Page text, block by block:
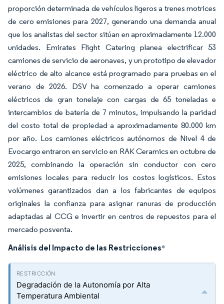
proporción determinada de vehículos ligeros a trenes motrices
de cero emisiones para 2027, generando una demanda anual
que los analistas del sector sitúan en aproximadamente 12.000
unidades. Emirates Flight Catering planea electrificar 53
camiones de servicio de aeronaves, y un prototipo de elevador
eléctrico de alto alcance está programado para pruebas en el
verano de 2026. DSV ha comenzado a operar camiones
eléctricos de gran tonelaje con cargas de 65 toneladas e
intercambios de batería de 7 minutos, impulsando la paridad
del costo total de propiedad a aproximadamente 80.000 km
por año. Los camiones eléctricos autónomos de Nivel 4 de
Evocargo entraron en servicio en RAK Ceramics en octubre de
2025, combinando la operación sin conductor con cero
emisiones locales para reducir los costos logísticos. Estos
volúmenes garantizados dan a los fabricantes de equipos
originales la confianza para asignar ranuras de producción
adaptadas al CCG e invertir en centros de repuestos para el
mercado posventa.
Análisis del Impacto de las Restricciones*
Degradación de la Autonomía por Alta
Temperatura Ambiental